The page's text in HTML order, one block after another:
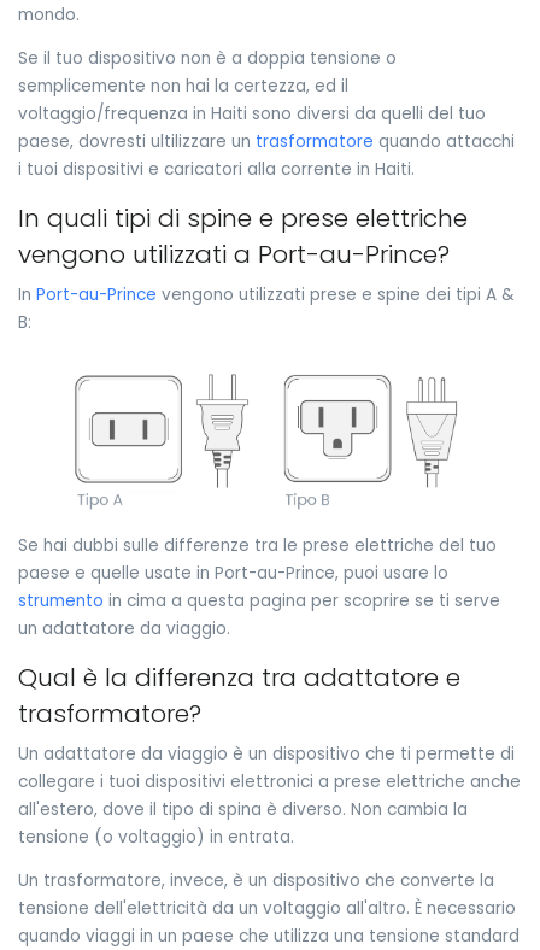
mondo.
Se il tuo dispositivo non è a doppia tensione o
semplicemente non hai la certezza, ed il
voltaggio/frequenza in Haiti sono diversi da quelli del tuo
paese, dovresti ultilizzare un trasformatore quando attacchi
i tuoi dispositivi e caricatori alla corrente in Haiti.
In quali tipi di spine e prese elettriche
vengono utilizzati a Port-au-Prince?
In Port-au-Prince vengono utilizzati prese e spine dei tipi A &
B:
Se hai dubbi sulle differenze tra le prese elettriche del tuo
paese e quelle usate in Port-au-Prince, puoi usare lo
strumento in cima a questa pagina per scoprire se ti serve
un adattatore da viaggio.
Qual è la differenza tra adattatore e
trasformatore?
Un adattatore da viaggio è un dispositivo che ti permette di
collegare i tuoi dispositivi elettronici a prese elettriche anche
all'estero, dove il tipo di spina è diverso. Non cambia la
tensione (o voltaggio) in entrata.
Un trasformatore, invece, è un dispositivo che converte la
tensione dell'elettricità da un voltaggio all'altro. È necessario
quando viaggi in un paese che utilizza una tensione standard